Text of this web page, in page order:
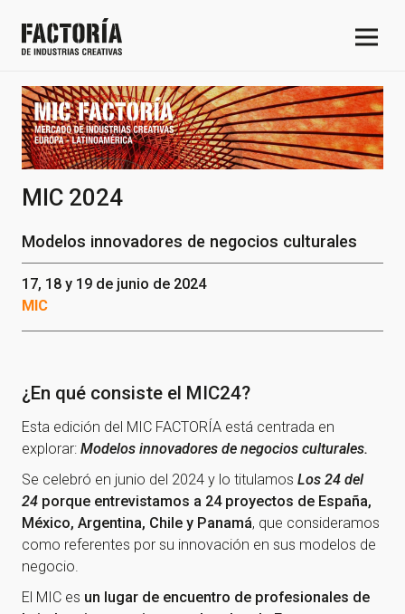
MIC 2024
Modelos innovadores de negocios culturales
17, 18 y 19 de junio de 2024
MIC
¿En qué consiste el MIC24?
Esta edición del MIC FACTORÍA está centrada en
explorar: Modelos innovadores de negocios culturales.
Se celebró en junio del 2024 y lo titulamos Los 24 del
24 porque entrevistamos a 24 proyectos de España,
México, Argentina, Chile y Panamá, que consideramos
como referentes por su innovación en sus modelos de
negocio.
El MIC es un lugar de encuentro de profesionales de